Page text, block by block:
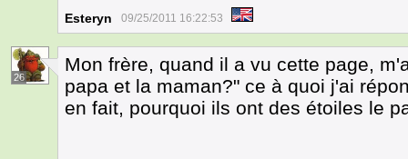
Esteryn 09/25/2011 16:22:53
26
Mon frère, quand il a vu cette page,
papa et la maman?" ce à quoi j'ai
en fait, pourquoi ils ont des étoiles le